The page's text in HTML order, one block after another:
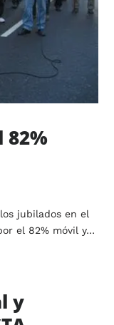
82%
jubilados en el
el 82% móvil y…
y